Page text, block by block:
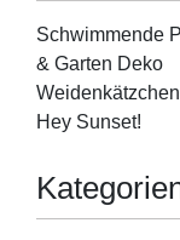
Schwimmende
& Garten Deko
Weidenkätzchen
Hey Sunset!